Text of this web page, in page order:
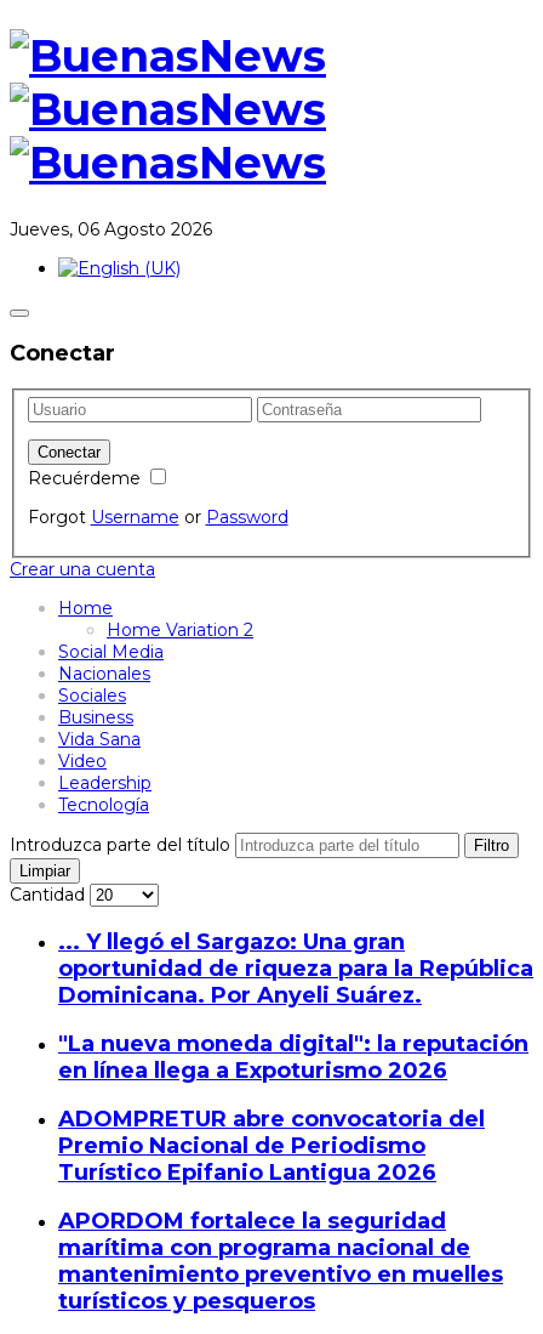
Jueves, 06 Agosto 2026
Conectar
Recuérdeme
Forgot Username or Password
Crear una cuenta
Home
Home Variation 2
Social Media
Nacionales
Sociales
Business
Vida Sana
Video
Leadership
Tecnología
Introduzca parte del título
Filtro
Limpiar
Cantidad
... Y llegó el Sargazo: Una gran
oportunidad de riqueza para la República
Dominicana. Por Anyeli Suárez.
"La nueva moneda digital": la reputación
en línea llega a Expoturismo 2026
ADOMPRETUR abre convocatoria del
Premio Nacional de Periodismo
Turístico Epifanio Lantigua 2026
APORDOM fortalece la seguridad
marítima con programa nacional de
mantenimiento preventivo en muelles
turísticos y pesqueros